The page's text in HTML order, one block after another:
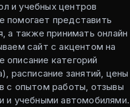
и учебных центров
помогает представить
а также принимать онлайн
сайт с акцентом на
категорий
расписание занятий, цены
с опытом работы, отзывы
и учебными автомобилями.